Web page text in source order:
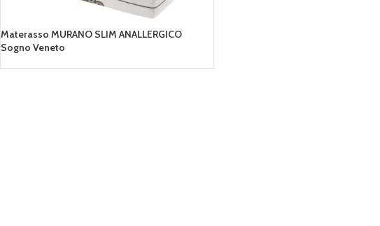
Materasso MURANO SLIM ANALLERGICO
Sogno Veneto